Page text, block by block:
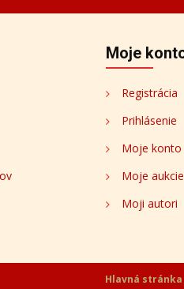
sa k odberu noviniek
Moje konto
Registrácia
Prihlásenie